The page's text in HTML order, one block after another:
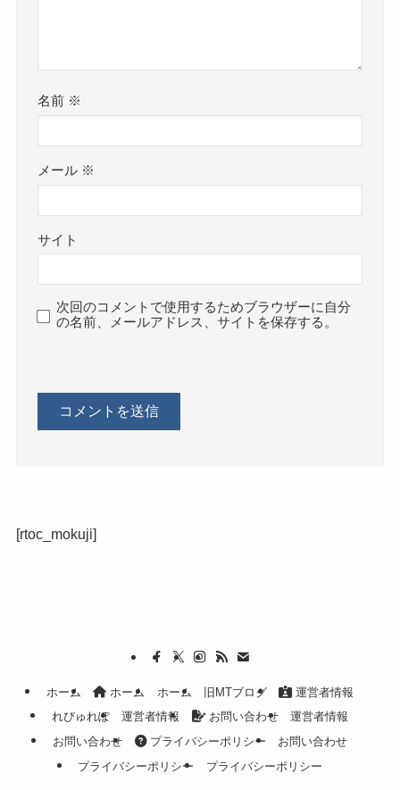
名前 ※
メール ※
サイト
次回のコメントで使用するためブラウザーに自分
の名前、メールアドレス、サイトを保存する。
[rtoc_mokuji]
ホーム ホーム ホーム 旧MTブログ
運営者情報
れびゅれぽ
運営者情報 お問い合わせ
運営者情報
お問い合わせ
プライバシーポリシー
お問い合わせ
プライバシーポリシー
プライバシーポリシー